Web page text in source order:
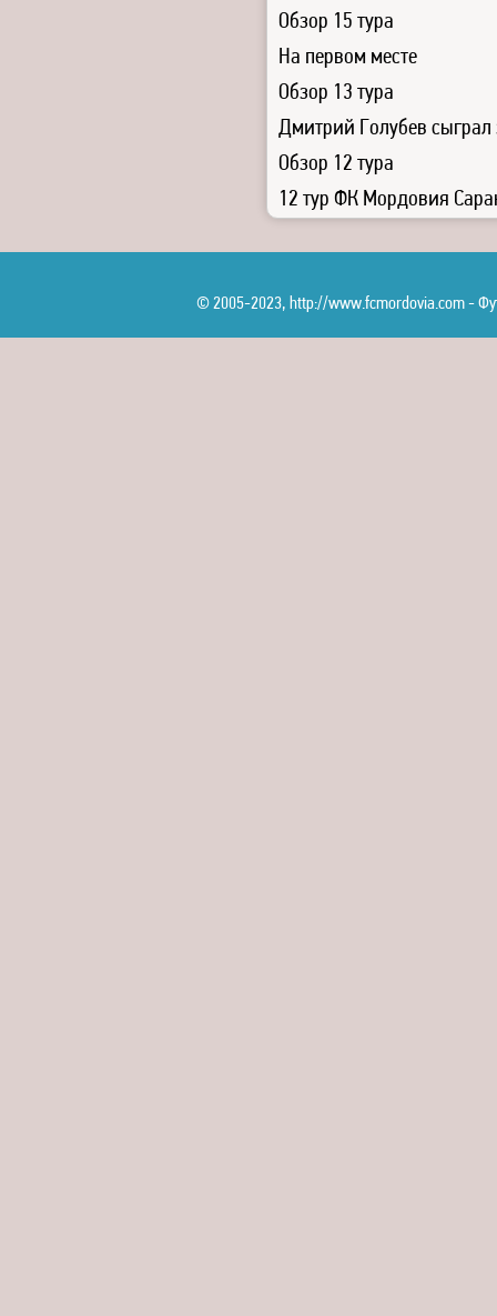
Обзор 15 тура
На первом месте
Обзор 13 тура
Дмитрий Голубев
Обзор 12 тура
12 тур ФК Мордовия
© 2005-2023, http://www.fcmordovia.com -